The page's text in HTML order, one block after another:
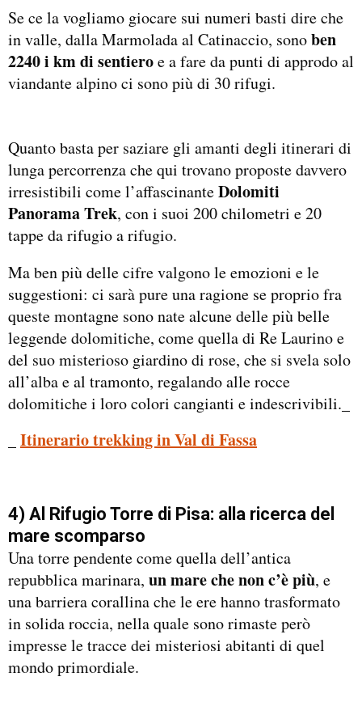
Se ce la vogliamo giocare sui numeri basti dire che
in valle, dalla Marmolada al Catinaccio, sonoben
2240 i km di sentieroe a fare da punti di approdo al
viandante alpino ci sono più di 30 rifugi.
Quanto basta per saziare gli amanti degli itinerari di
lunga percorrenza che qui trovano proposte davvero
irresistibili come l’affascinanteDolomiti
Panorama Trek, con i suoi 200 chilometri e 20
tappe da rifugio a rifugio.
Ma ben più delle cifre valgono le emozioni e le
suggestioni: ci sarà pure una ragione se proprio fra
queste montagne sono nate alcune delle più belle
leggende dolomitiche, come quella di Re Laurino e
del suo misterioso giardino di rose, che si svela solo
all’alba e al tramonto, regalando alle rocce
dolomitiche i loro colori cangianti e indescrivibili._
Itinerario trekking in Val di Fassa
4) Al Rifugio Torre di Pisa: alla ricerca del
mare scomparso
Una torre pendente come quella dell’antica
repubblica marinara, un mare che non c’è più, e
una barriera corallina che le ere hanno trasformato
in solida roccia, nella quale sono rimaste però
impresse le tracce dei misteriosi abitanti di quel
mondo primordiale.